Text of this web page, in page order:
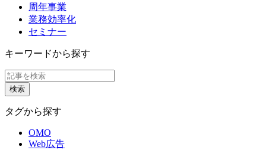
周年事業
業務効率化
セミナー
キーワードから探す
タグから探す
OMO
Web広告